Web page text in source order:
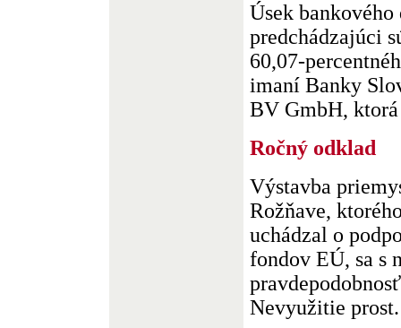
Úsek
predchádzajúci
60,07-
imaní Banky
BV GmbH,
Ročný odklad
Výstavba
Rožňave,
uchádzal o
fondov EÚ, sa s
Nevyužitie